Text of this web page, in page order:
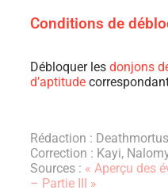
Conditions de
Débloquer les donjons
d’aptitude
Rédaction : Deathmortus
Correction : Kayi,
Sources : « Aperçu des
– Partie III »